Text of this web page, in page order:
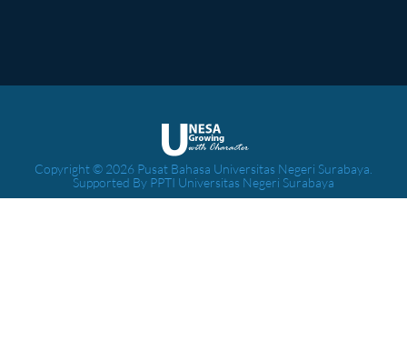
Copyright © 2026 Pusat Bahasa Universitas Negeri Surabaya.
Supported By PPTI Universitas Negeri Surabaya